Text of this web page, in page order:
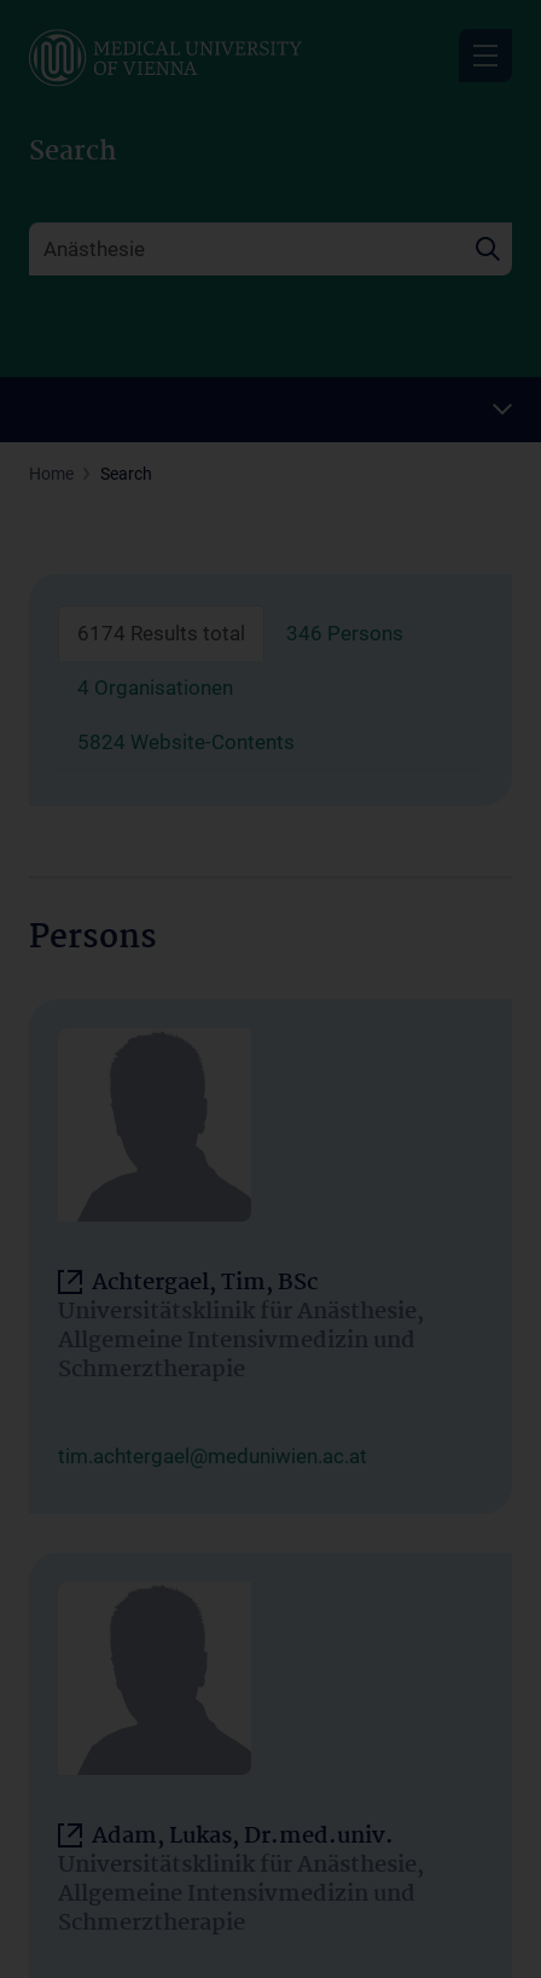
main
Search
Home Search
6174 Results total 346 Persons
4 Organisationen
5824 Website-Contents
Persons
Achtergael, Tim, BSc
Universitätsklinik für Anästhesie,
Allgemeine Intensivmedizin und
Schmerztherapie
tim.achtergael@meduniwien.ac.at
Adam, Lukas, Dr.med.univ.
Universitätsklinik für Anästhesie,
Allgemeine Intensivmedizin und
Schmerztherapie